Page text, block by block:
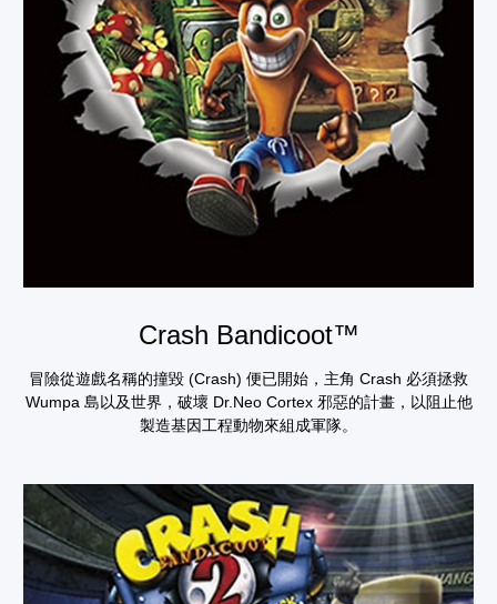
Crash Bandicoot™
冒險從遊戲名稱的撞毀 (Crash) 便已開始，主角 Crash 必須拯救
Wumpa 島以及世界，破壞 Dr.Neo Cortex 邪惡的計畫，以阻止他
製造基因工程動物來組成軍隊。